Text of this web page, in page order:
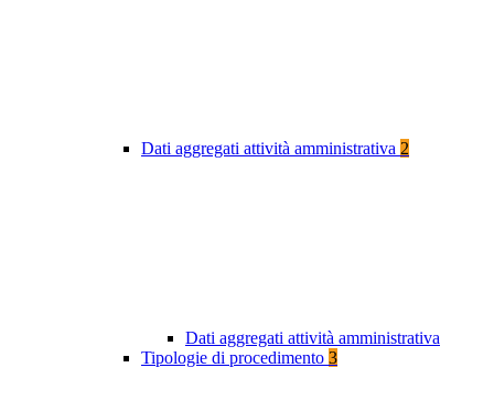
Dati aggregati attività amministrativa 2
Dati aggregati attività amministrativa
Tipologie di procedimento 3